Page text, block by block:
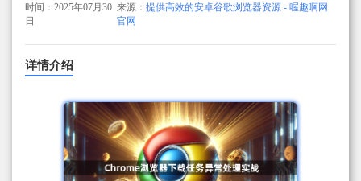
时间：2025年07月30
日
来源：提供高效的安卓谷歌浏览器资源 - 喔趣啊网
官网
详情介绍